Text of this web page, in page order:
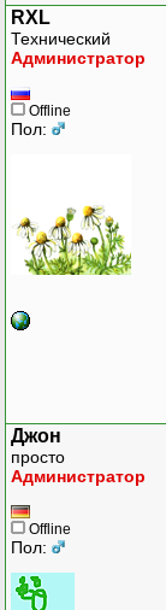
RXL
Технический
Администратор
Offline
Пол:
Джон
просто
Администратор
Offline
Пол: